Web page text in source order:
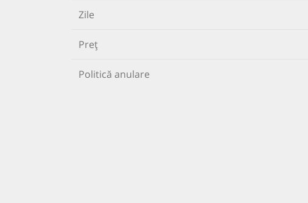
Zile
Preț
Politică anulare